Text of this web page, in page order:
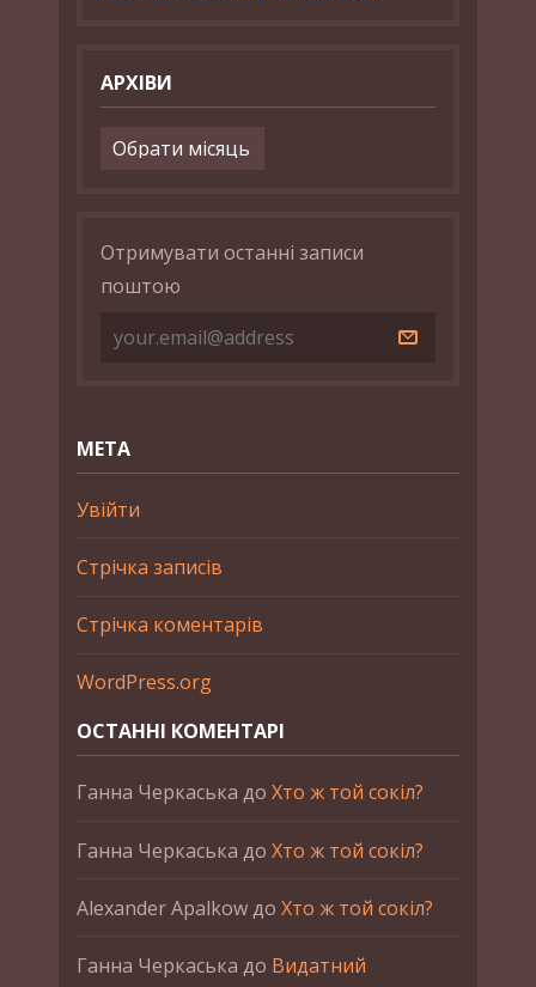
АРХІВИ
Архіви
Отримувати останні записи
поштою
МЕТА
Увійти
Стрічка записів
Стрічка коментарів
WordPress.org
ОСТАННІ КОМЕНТАРІ
Ганна Черкаська до Хто ж той сокіл?
Ганна Черкаська до Хто ж той сокіл?
Alexander Apalkowдо Хто ж той сокіл?
Ганна Черкаська до Видатний